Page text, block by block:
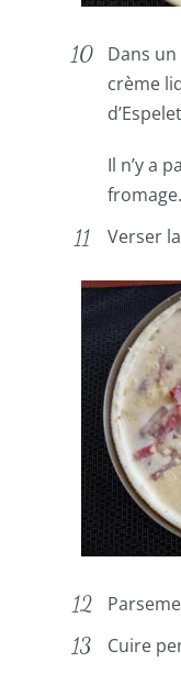
Dans
crème
Il n’y a
fromage.
Verser
Cuire